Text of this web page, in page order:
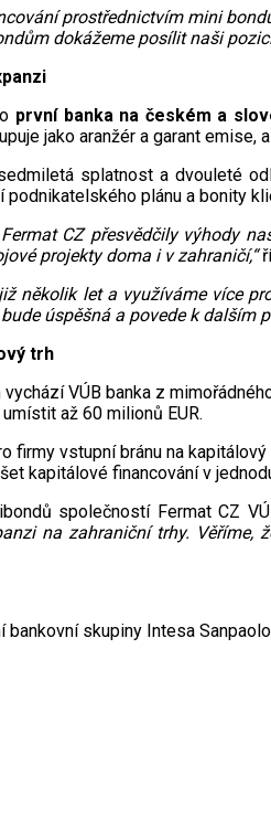
prostřednictvím mini
dokážeme posílit naši
první banka na českém a
jako aranžér a garant
splatnost a dvouleté
plánu a bonity
CZ přesvědčily výhody
projekty doma i v zahraničí,“
několik let a využíváme více
úspěšná a povede k
trh
VÚB banka z
až 60 milionů EUR.
firmy vstupní bránu na
kapitálové financování v
společností Fermat CZ
na zahraniční trhy.
bankovní skupiny Intesa